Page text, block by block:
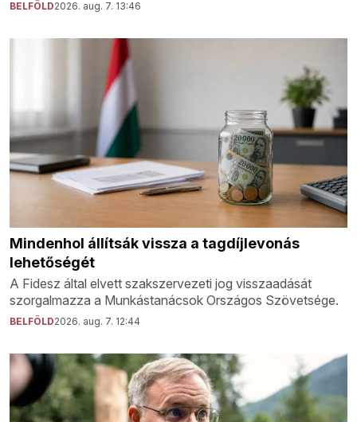
BELFÖLD2026. aug. 7. 13:46
Mindenhol állítsák vissza a tagdíjlevonás
lehetőségét
A Fidesz által elvett szakszervezeti jog visszaadását
szorgalmazza a Munkástanácsok Országos Szövetsége.
BELFÖLD2026. aug. 7. 12:44